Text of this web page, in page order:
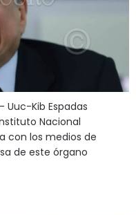
Uuc-Kib Espadas
Nacional
con los medios de
de este órgano